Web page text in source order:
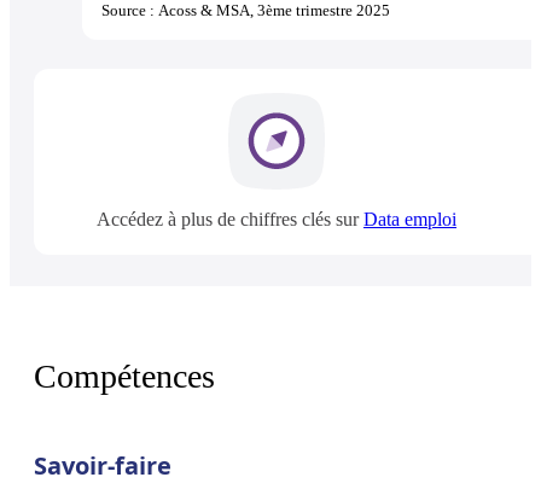
Source : Acoss & MSA, 3ème trimestre 2025
Accédez à plus de chiffres clés surData emploi
Compétences
Savoir-faire